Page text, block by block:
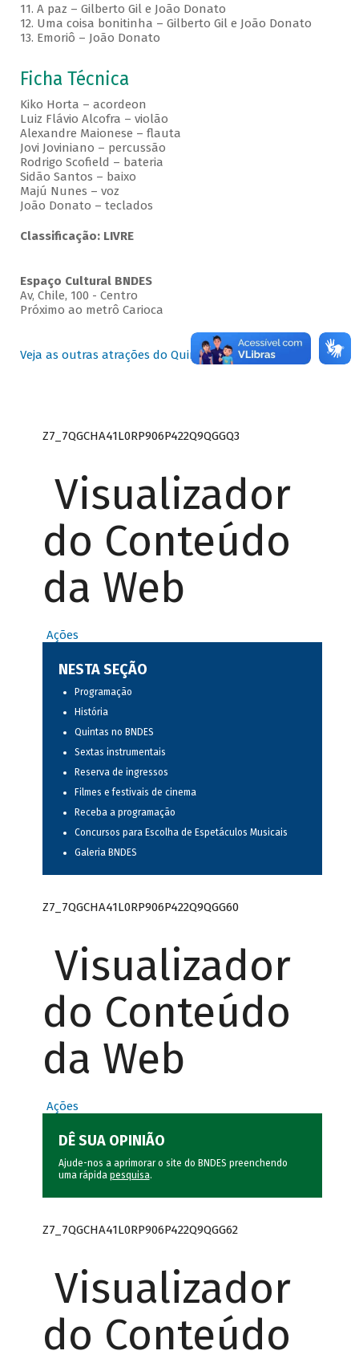
11. A paz – Gilberto Gil e João Donato
12. Uma coisa bonitinha – Gilberto Gil e João Donato
13. Emoriô – João Donato
Ficha Técnica
Kiko Horta – acordeon
Luiz Flávio Alcofra – violão
Alexandre Maionese – flauta
Jovi Joviniano – percussão
Rodrigo Scofield – bateria
Sidão Santos – baixo
Majú Nunes – voz
João Donato – teclados
Classificação: LIVRE
Espaço Cultural BNDES
Av, Chile, 100 - Centro
Próximo ao metrô Carioca
Veja as outras atrações do Quintas no BNDES
Z7_7QGCHA41L0RP906P422Q9QGGQ3
Visualizador
do Conteúdo
da Web
Ações
NESTA SEÇÃO
Programação
História
Quintas no BNDES
Sextas instrumentais
Reserva de ingressos
Filmes e festivais de cinema
Receba a programação
Concursos para Escolha de Espetáculos Musicais
Galeria BNDES
Z7_7QGCHA41L0RP906P422Q9QGG60
Visualizador
do Conteúdo
da Web
Ações
DÊ SUA OPINIÃO
Ajude-nos a aprimorar o site do BNDES preenchendo
uma rápida pesquisa.
Z7_7QGCHA41L0RP906P422Q9QGG62
Visualizador
do Conteúdo